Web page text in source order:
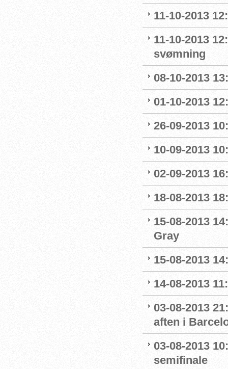
11-10-2013
11-10-2013
svømning
08-10-2013
01-10-2013
26-09-2013
10-09-2013
02-09-2013
18-08-2013
15-08-2013
Gray
15-08-2013
14-08-2013
03-08-2013
aften i
03-08-2013
semifinale